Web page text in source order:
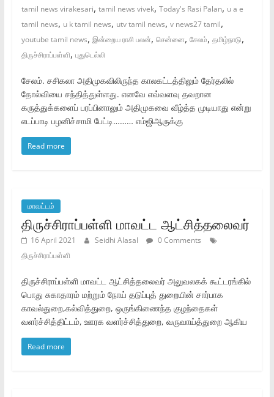
tamil news virakesari, tamil news vivek, Today's Rasi Palan, u a e
tamil news, u k tamil news, utv tamil news, v news27 tamil,
youtube tamil news, இன்றைய ராசி பலன், சென்னை, சேலம், தமிழ்நாடு,
திருச்சிராப்பள்ளி, புதுடெல்லி
சேலம். சசிகலா அதிமுகவிலிருந்த காலகட்டத்திலும் தேர்தலில்
தோல்வியை சந்தித்துள்ளது. எனவே எவ்வளவு தவறான
கருத்துக்களைப் பரப்பினாலும் அதிமுகவை வீழ்த்த முடியாது என்று
எடப்பாடி பழனிச்சாமி பேட்டி……… எம்ஜிஆருக்கு
Read more
மாவட்டம்
திருச்சிராப்பள்ளி மாவட்ட ஆட்சித்தலைவர்‌
16 April 2021 Seidhi Alasal
0 Comments
திருச்சிராப்பள்ளி
திருச்சிராப்பள்ளி மாவட்ட ஆட்சித்தலைவர்‌ அலுவலகக்‌ கூட்டரங்கில்‌
பொது சுகாதாரம்‌ மற்றும்‌ நோய்‌ தடுப்புத்‌ துறையின்‌ சார்பாக
காவல்துறை,கல்வித்துறை, ஒருங்கிணைந்த குழந்தைகள்‌
வளர்ச்சித்திட்டம்‌, ஊரக வளர்ச்சித்துறை, வருவாய்த்துறை ஆகிய
Read more